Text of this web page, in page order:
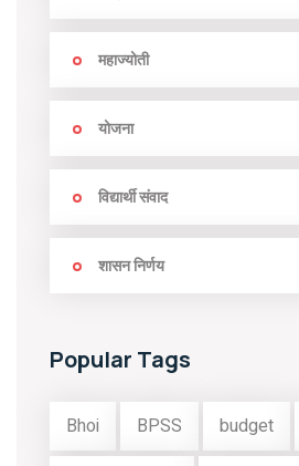
महाज्योती
योजना
विद्यार्थी संवाद
शासन निर्णय
Popular Tags
Bhoi BPSS budget